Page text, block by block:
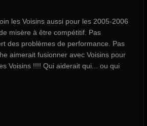
les Voisins aussi pour les 2005-2006
misère à être compétitif. Pas
des problèmes de performance. Pas
aimerait fusionner avec Voisins pour
Voisins !!!! Qui aiderait qui... ou qui